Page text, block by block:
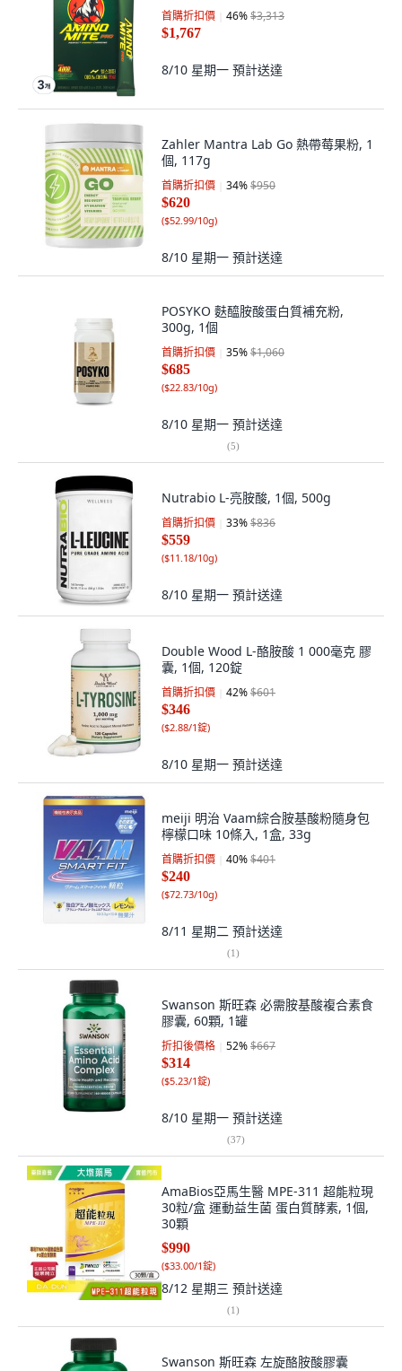
首購折扣價 46%$3,313
$1,767
8/10 星期一 預計送達
Zahler Mantra Lab Go 熱帶莓果粉, 1
個, 117g
首購折扣價 34%$950
$620
($52.99/10g)
8/10 星期一 預計送達
POSYKO 麩醯胺酸蛋白質補充粉,
300g, 1個
首購折扣價 35%$1,060
$685
($22.83/10g)
8/10 星期一 預計送達
(5)
Nutrabio L-亮胺酸, 1個, 500g
首購折扣價 33%$836
$559
($11.18/10g)
8/10 星期一 預計送達
Double Wood L-酪胺酸 1 000毫克 膠
囊, 1個, 120錠
首購折扣價 42%$601
$346
($2.88/1錠)
8/10 星期一 預計送達
meiji 明治 Vaam綜合胺基酸粉隨身包
檸檬口味 10條入, 1盒, 33g
首購折扣價 40%$401
$240
($72.73/10g)
8/11 星期二 預計送達
(1)
Swanson 斯旺森 必需胺基酸複合素食
膠囊, 60顆, 1罐
折扣後價格 52%$667
$314
($5.23/1錠)
8/10 星期一 預計送達
(37)
AmaBios亞馬生醫 MPE-311 超能粒現
30粒/盒 運動益生菌 蛋白質酵素, 1個,
30顆
$990
($33.00/1錠)
8/12 星期三 預計送達
(1)
Swanson 斯旺森 左旋酪胺酸膠囊